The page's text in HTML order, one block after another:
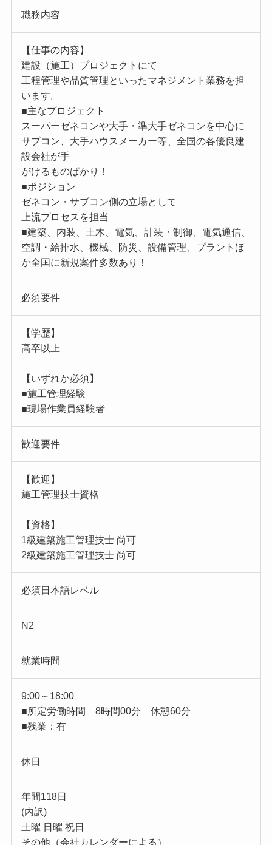
職務内容
【仕事の内容】
建設（施工）プロジェクトにて
工程管理や品質管理といったマネジメント業務を担
います。
■主なプロジェクト
スーパーゼネコンや大手・準大手ゼネコンを中心に
サブコン、大手ハウスメーカー等、全国の各優良建
設会社が手
がけるものばかり！
■ポジション
ゼネコン・サブコン側の立場として
上流プロセスを担当
■建築、内装、土木、電気、計装・制御、電気通信、
空調・給排水、機械、防災、設備管理、プラントほ
か全国に新規案件多数あり！
必須要件
【学歴】
高卒以上
【いずれか必須】
■施工管理経験
■現場作業員経験者
歓迎要件
【歓迎】
施工管理技士資格
【資格】
1級建築施工管理技士 尚可
2級建築施工管理技士 尚可
必須日本語レベル
N2
就業時間
9:00～18:00
■所定労働時間 8時間00分 休憩60分
■残業：有
休日
年間118日
(内訳)
土曜 日曜 祝日
その他（会社カレンダーによる）